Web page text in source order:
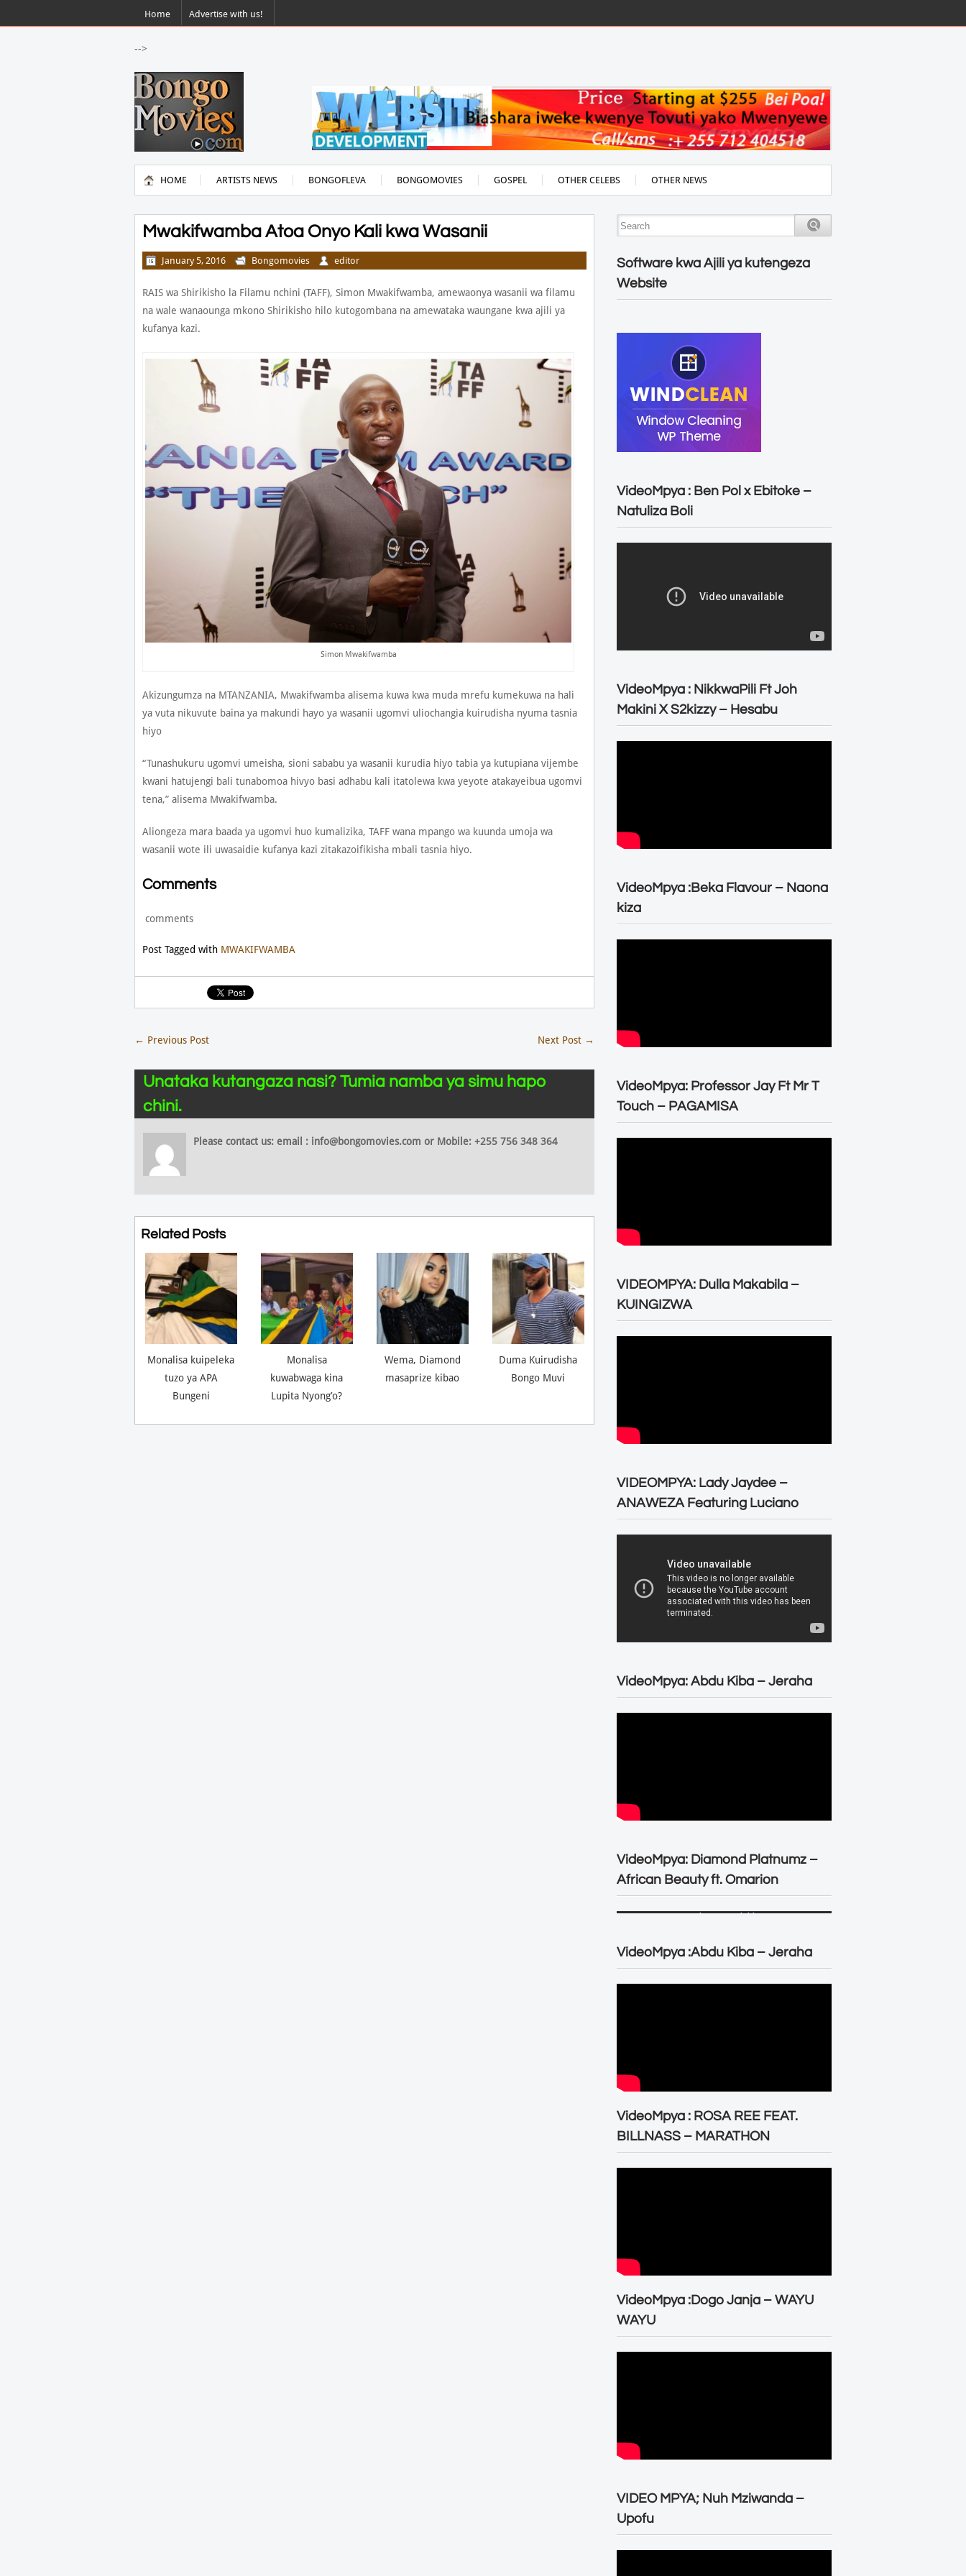
Home Advertise with us!
-->
HOME ARTISTS NEWS BONGOFLEVA BONGOMOVIES GOSPEL OTHER CELEBS OTHER NEWS
Mwakifwamba Atoa Onyo Kali kwa Wasanii
January 5, 2016 Bongomovies editor
RAIS wa Shirikisho la Filamu nchini (TAFF), Simon Mwakifwamba, amewaonya wasanii wa filamu
na wale wanaounga mkono Shirikisho hilo kutogombana na amewataka waungane kwa ajili ya
kufanya kazi.
Simon Mwakifwamba
Akizungumza na MTANZANIA, Mwakifwamba alisema kuwa kwa muda mrefu kumekuwa na hali
ya vuta nikuvute baina ya makundi hayo ya wasanii ugomvi uliochangia kuirudisha nyuma tasnia
hiyo
“Tunashukuru ugomvi umeisha, sioni sababu ya wasanii kurudia hiyo tabia ya kutupiana vijembe
kwani hatujengi bali tunabomoa hivyo basi adhabu kali itatolewa kwa yeyote atakayeibua ugomvi
tena,” alisema Mwakifwamba.
Aliongeza mara baada ya ugomvi huo kumalizika, TAFF wana mpango wa kuunda umoja wa
wasanii wote ili uwasaidie kufanya kazi zitakazoifikisha mbali tasnia hiyo.
Comments
comments
Post Tagged with MWAKIFWAMBA
← Previous Post Next Post →
Unataka kutangaza nasi? Tumia namba ya simu hapo
chini.
Please contact us: email : info@bongomovies.com or Mobile: +255 756 348 364
Related Posts
Monalisa kuipeleka
tuzo ya APA
Bungeni
Monalisa
kuwabwaga kina
Lupita Nyong’o?
Wema, Diamond
masaprize kibao
Duma Kuirudisha
Bongo Muvi
Software kwa Ajili ya kutengeza
Website
VideoMpya : Ben Pol x Ebitoke –
Natuliza Boli
VideoMpya : NikkwaPili Ft Joh
Makini X S2kizzy – Hesabu
VideoMpya :Beka Flavour – Naona
kiza
VideoMpya: Professor Jay Ft Mr T
Touch – PAGAMISA
VIDEOMPYA: Dulla Makabila –
KUINGIZWA
VIDEOMPYA: Lady Jaydee –
ANAWEZA Featuring Luciano
VideoMpya: Abdu Kiba – Jeraha
VideoMpya: Diamond Platnumz –
African Beauty ft. Omarion
VideoMpya :Abdu Kiba – Jeraha
VideoMpya : ROSA REE FEAT.
BILLNASS – MARATHON
VideoMpya :Dogo Janja – WAYU
WAYU
VIDEO MPYA; Nuh Mziwanda –
Upofu